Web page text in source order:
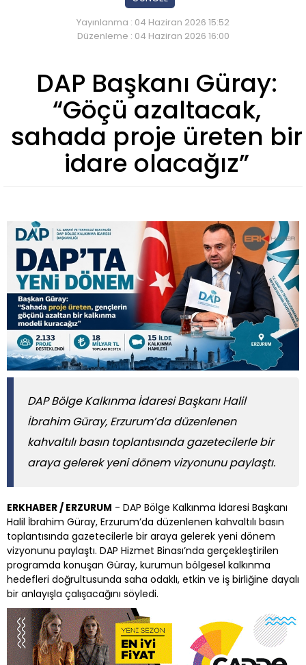
Yayınlanma : 04 Haziran 2026 15:52
Düzenleme : 04 Haziran 2026 16:00
DAP Başkanı Güray:
“Göçü azaltacak,
sahada proje üreten bir
idare olacağız”
DAP Bölge Kalkınma İdaresi Başkanı Halil
İbrahim Güray, Erzurum’da düzenlenen
kahvaltılı basın toplantısında gazetecilerle bir
araya gelerek yeni dönem vizyonunu paylaştı.
ERKHABER / ERZURUM - DAP Bölge Kalkınma İdaresi Başkanı
Halil İbrahim Güray, Erzurum’da düzenlenen kahvaltılı basın
toplantısında gazetecilerle bir araya gelerek yeni dönem
vizyonunu paylaştı. DAP Hizmet Binası’nda gerçekleştirilen
programda konuşan Güray, kurumun bölgesel kalkınma
hedefleri doğrultusunda saha odaklı, etkin ve iş birliğine dayalı
bir anlayışla çalışacağını söyledi.